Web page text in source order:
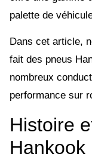
palette de
Dans cet article,
fait des pneus
nombreux
performance sur
Histoire
Hankook